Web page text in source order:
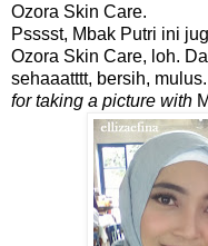
Ozora Skin Care.
Psssst, Mbak Putri ini
Ozora Skin Care, loh.
sehaaatttt, bersih, mulus.
for taking a picture with